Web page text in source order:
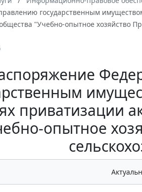
государственным
"Учебно-опытное хозяйство
приватизации
опытное